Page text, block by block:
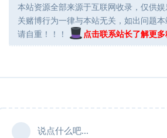
本站资源全部来源于互联网收录，仅供
关赌博行为一律与本站无关，如出问题本
请自重！！！
点击联系站长了解更多
说点什么吧...